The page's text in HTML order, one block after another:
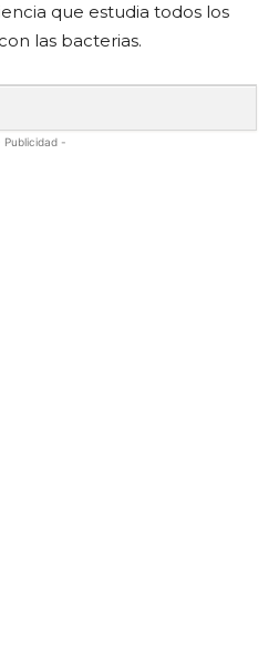
que estudia todos los
las bacterias.
Publicidad -